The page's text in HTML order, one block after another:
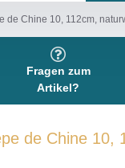
de Chine 10, 112cm,
Fragen zum
Artikel?
de Chine 10,